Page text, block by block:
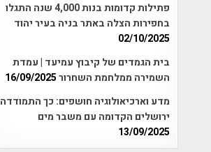
פתילות קדומות בנות 4,000 שנה התגלו
בחפירות הצלה באתר בניה בעיר יהוד
02/10/2025
בית הגמדים של קיבוץ עמיעד | עמדת
השמירה ממלחמת השחרור16/09/2025
מדע וארכיאולוגיה חושפים: כך התמודדה
ירושלים הקדומה עם משבר מים
13/09/2025